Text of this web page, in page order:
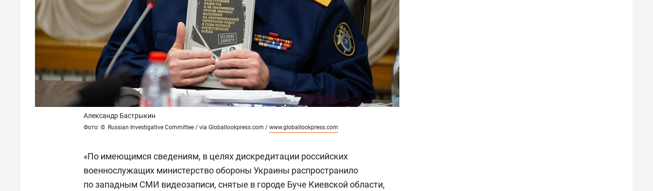
Александр Бастрыкин
Фото: © Russian Investigative Committee / via Globallookpress.com / www.globallookpress.com
«По имеющимся сведениям, в целях дискредитации российских
военнослужащих министерство обороны Украины распространило
по западным СМИ видеозаписи, снятые в городе Буче Киевской области,